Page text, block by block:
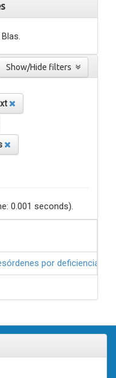
0.001 seconds).
por deficiencia